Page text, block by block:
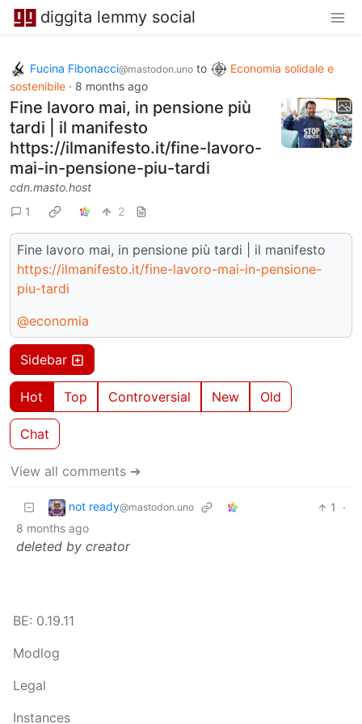
diggita lemmy social
Fucina Fibonacci@mastodon.uno to
Economia solidale e
sostenibile · 8 months ago
Fine lavoro mai, in pensione più
tardi | il manifesto
https://ilmanifesto.it/fine-lavoro-
mai-in-pensione-piu-tardi
cdn.masto.host
1
2
Fine lavoro mai, in pensione più tardi | il manifesto
https://ilmanifesto.it/fine-lavoro-mai-in-pensione-
piu-tardi
@economia
Sidebar
Hot Top Controversial New Old
Chat
View all comments ➔
not ready@mastodon.uno 1
·
8 months ago
deleted by creator
BE: 0.19.11
Modlog
Legal
Instances